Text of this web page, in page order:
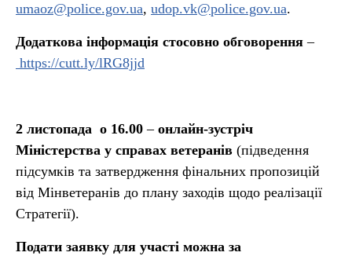
umaoz@police.gov.ua, udop.vk@police.gov.ua.
Додаткова інформація стосовно обговорення–
https://cutt.ly/lRG8jjd
2 листопада о 16.00 – онлайн-зустріч
Міністерства у справах ветеранів (підведення
підсумків та затвердження фінальних пропозицій
від Мінветеранів до плану заходів щодо реалізації
Стратегії).
Подати заявку для участі можна за